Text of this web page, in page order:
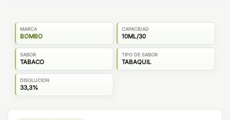
MARCA
BOMBO
CAPACIDAD
10ML/30
SABOR
TABACO
TIPO DE SABOR
TABAQUIL
DISOLUCION
33,3%